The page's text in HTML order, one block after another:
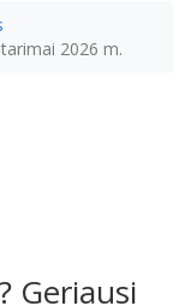
2026 m.
Geriausi